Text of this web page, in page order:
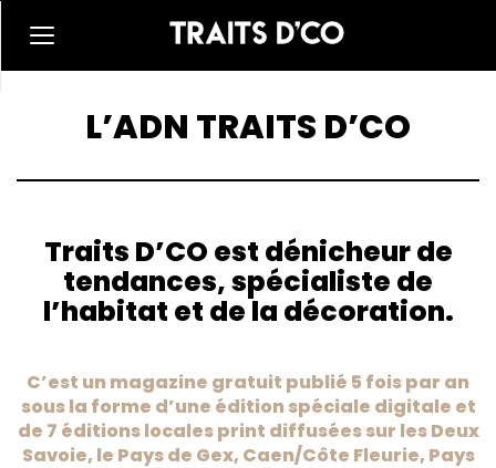
L’ADN TRAITS D’CO
Traits D’CO est dénicheur de
tendances, spécialiste de
l’habitat et de la décoration.
C’est un magazine gratuit publié 5 fois par an
sous la forme d’une édition spéciale digitale et
de 7 éditions locales print diffusées sur les Deux
Savoie, le Pays de Gex, Caen/Côte Fleurie, Pays